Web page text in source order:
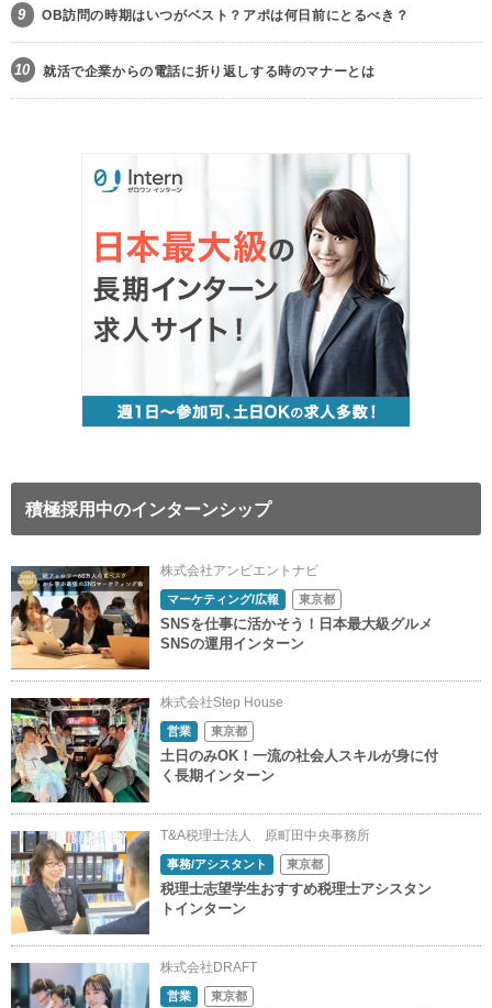
9 OB訪問の時期はいつがベスト？アポは何日前にとるべき？
10 就活で企業からの電話に折り返しする時のマナーとは
積極採用中のインターンシップ
株式会社アンビエントナビ
マーケティング/広報 東京都
SNSを仕事に活かそう！日本最大級グルメ
SNSの運用インターン
株式会社Step House
営業 東京都
土日のみOK！一流の社会人スキルが身に付
く長期インターン
T&A税理士法人 原町田中央事務所
事務/アシスタント 東京都
税理士志望学生おすすめ税理士アシスタン
トインターン
株式会社DRAFT
営業 東京都